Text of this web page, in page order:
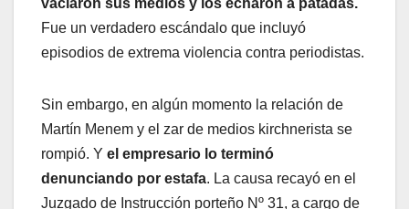
Fue un verdadero escándalo que incluyó
episodios de extrema violencia contra periodistas.
Sin embargo, en algún momento la relación de
Martín Menem y el zar de medios kirchnerista se
rompió. Y el empresario lo terminó
denunciando por estafa. La causa recayó en el
Juzgado de Instrucción porteño Nº 31, a cargo de